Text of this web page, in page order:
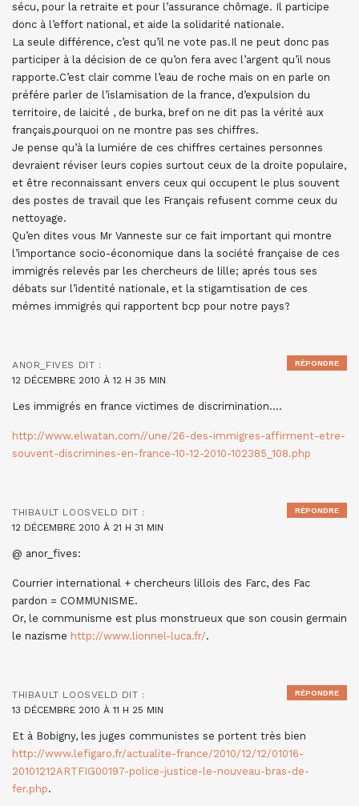
sécu, pour la retraite et pour l’assurance chômage. Il participe
donc à l’effort national, et aide la solidarité nationale.
La seule différence, c’est qu’il ne vote pas.Il ne peut donc pas
participer à la décision de ce qu’on fera avec l’argent qu’il nous
rapporte.C’est clair comme l’eau de roche mais on en parle on
préfére parler de l’islamisation de la france, d’expulsion du
territoire, de laicité , de burka, bref on ne dit pas la vérité aux
français,pourquoi on ne montre pas ses chiffres.
Je pense qu’à la lumiére de ces chiffres certaines personnes
devraient réviser leurs copies surtout ceux de la droite populaire,
et être reconnaissant envers ceux qui occupent le plus souvent
des postes de travail que les Français refusent comme ceux du
nettoyage.
Qu’en dites vous Mr Vanneste sur ce fait important qui montre
l’importance socio-économique dans la société française de ces
immigrés relevés par les chercheurs de lille; aprés tous ses
débats sur l’identité nationale, et la stigamtisation de ces
mémes immigrés qui rapportent bcp pour notre pays?
ANOR_FIVES DIT :
12 DÉCEMBRE 2010 À 12 H 35 MIN
Les immigrés en france victimes de discrimination….
http://www.elwatan.com//une/26-des-immigres-affirment-etre-
souvent-discrimines-en-france-10-12-2010-102385_108.php
RÉPONDRE
THIBAULT LOOSVELD DIT :
12 DÉCEMBRE 2010 À 21 H 31 MIN
@ anor_fives:
Courrier international + chercheurs lillois des Farc, des Fac
pardon = COMMUNISME.
Or, le communisme est plus monstrueux que son cousin germain
le nazisme http://www.lionnel-luca.fr/.
RÉPONDRE
THIBAULT LOOSVELD DIT :
13 DÉCEMBRE 2010 À 11 H 25 MIN
Et à Bobigny, les juges communistes se portent très bien
http://www.lefigaro.fr/actualite-france/2010/12/12/01016-
20101212ARTFIG00197-police-justice-le-nouveau-bras-de-
fer.php.
RÉPONDRE